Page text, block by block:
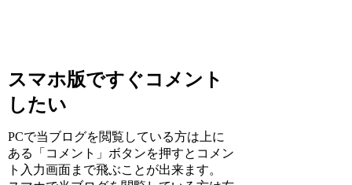
スマホ版ですぐコメント
したい
PCで当ブログを閲覧している方は上に
ある「コメント」ボタンを押すとコメン
ト入力画面まで飛ぶことが出来ます。